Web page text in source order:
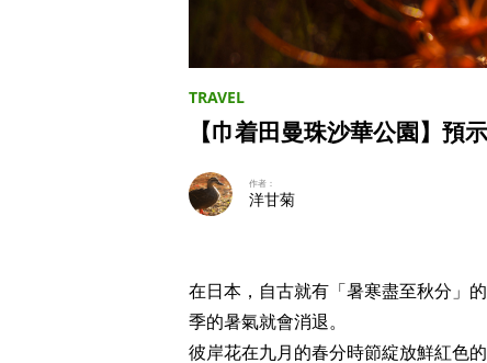
【巾着田曼珠沙華公園】預
作者：
洋甘菊
在日本，自古就有「暑寒盡至秋分」
季的暑氣就會消退。
彼岸花在九月的春分時節綻放鮮紅色